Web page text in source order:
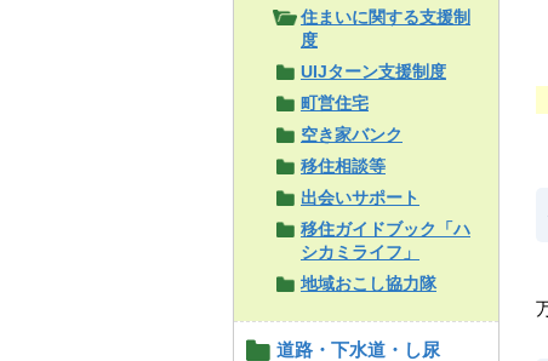
住まいに関する支援制
度
UIJターン支援制度
町営住宅
空き家バンク
移住相談等
出会いサポート
移住ガイドブック「ハ
シカミライフ」
地域おこし協力隊
道路・下水道・し尿